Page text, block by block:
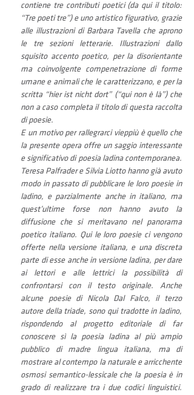
contiene tre contributi poetici (da qui il titolo:
“Tre poeti tre”) e uno artistico figurativo, grazie
alle illustrazioni di Barbara Tavella che aprono
le tre sezioni letterarie. Illustrazioni dallo
squisito accento poetico, per la diso­rientante
ma coinvolgente compenetrazione di forme
umane e animali che le caratterizzano, e per la
scritta “hier ist nicht dort” (“qui non è là”) che
non a caso completa il titolo di questa raccolta
di poesie.
E un motivo per rallegrarci vieppiù è quello che
la presente opera offre un sag­gio interessante
e significativo di poesia ladina contemporanea.
Teresa Pal­frader e Silvia Liotto hanno già avuto
modo in passato di pubblicare le loro poesie in
ladino, e parzialmente anche in italiano, ma
quest’ultime forse non hanno avuto la
diffusione che si meritavano nel panorama
poetico italiano. Qui le loro poesie ci vengono
offerte nella versione italiana, e una discreta
parte di esse anche in versione ladina, per dare
ai lettori e alle lettrici la possibilità di
confrontarsi con il testo originale. Anche
alcune poesie di Nicola Dal Falco, il terzo
autore della triade, sono qui tradotte in ladino,
rispondendo al progetto editoriale di far
conoscere sì la po­esia ladina al più ampio
pubblico di madre lingua italiana, ma di
mostrare al contempo la naturale e arricchente
osmosi semantico-lessicale che la poesia è in
grado di realizzare tra i due codici linguistici.